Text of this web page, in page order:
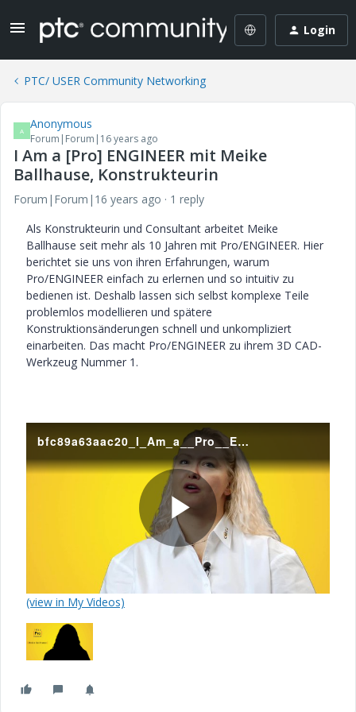
Login
PTC/ USER Community Networking
A Anonymous
Forum|Forum|16 years ago
I Am a [Pro] ENGINEER mit Meike
Ballhause, Konstrukteurin
Forum|Forum|16 years ago
1 reply
Als Konstrukteurin und Consultant arbeitet Meike
Ballhause seit mehr als 10 Jahren mit Pro/ENGINEER. Hier
berichtet sie uns von ihren Erfahrungen, warum
Pro/ENGINEER einfach zu erlernen und so intuitiv zu
bedienen ist. Deshalb lassen sich selbst komplexe Teile
problemlos modellieren und spätere
Konstruktionsänderungen schnell und unkompliziert
einarbeiten. Das macht Pro/ENGINEER zu ihrem 3D CAD-
Werkzeug Nummer 1.
bfc89a63aac20_I_Am_a__Pro__ENGINEER_mit_Meike_Ballhause__Konstrukteurin_.mov
P
(view in My Videos)